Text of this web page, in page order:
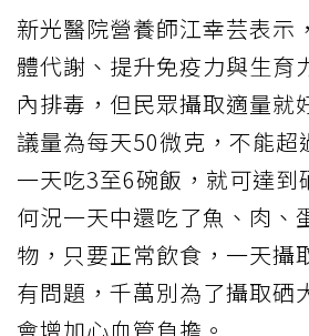
新光醫院營養師江幸芸表示
體代謝、提升免疫力與生育
內排毒，但民眾攝取適量就
議量為每天50微克，不能超
一天吃3至6碗飯，就可達到
何況一天中還吃了魚、肉、
物，只要正常飲食，一天攝
有問題，千萬別為了攝取硒